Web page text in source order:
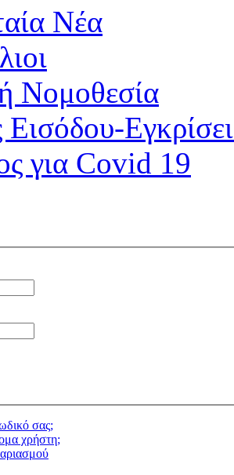
Νέα
Νομοθεσία
Εισόδου-
για Covid 19
σας;
χρήστη;